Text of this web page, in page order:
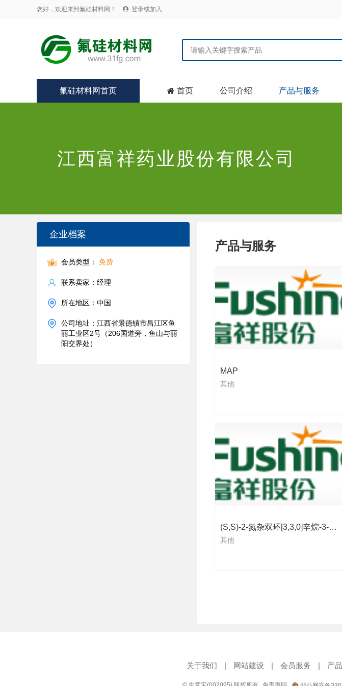
您好，欢迎来到氟硅材料网！  登录或加入
氟硅材料网首页  首页 公司介绍 产品与服务
江西富祥药业股份有限公司
企业档案
会员类型： 免费
联系卖家：经理
所在地区：中国
公司地址：江西省景德镇市昌江区鱼
丽工业区2号（206国道旁，鱼山与丽
阳交界处）
产品与服务
MAP
其他
(S,S)-2-氮杂双环[3,3,0]辛烷-3-羧酸苄酯盐酸盐
其他
关于我们 | 网站建设 | 会员服务 | 产